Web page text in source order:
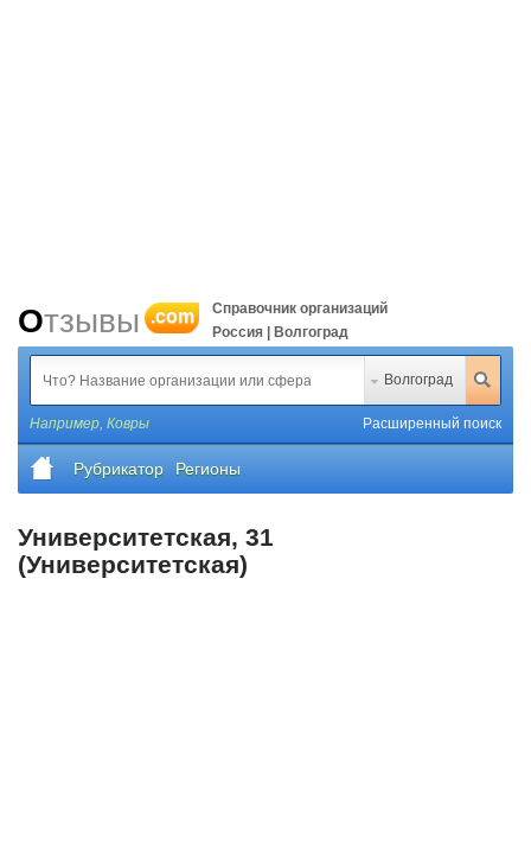
Отзывы .com
Справочник организаций
Россия | Волгоград
Волгоград
Например, Ковры Расширенный поиск
Рубрикатор Регионы
Университетская, 31
(Университетская)